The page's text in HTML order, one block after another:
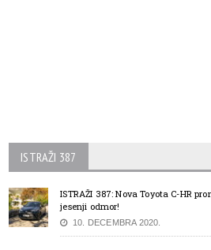
ISTRAŽI 387
ISTRAŽI 387: Nova Toyota C-HR
jesenji odmor!
10. DECEMBRA 2020.